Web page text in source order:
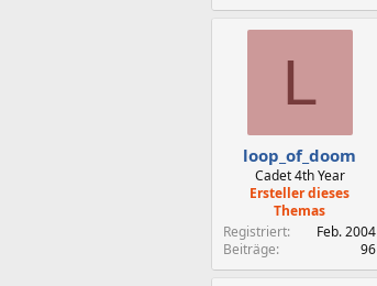
L
loop_of_doom
Cadet 4th Year
Ersteller dieses
Themas
Registriert
Feb. 2004
Beiträge
96